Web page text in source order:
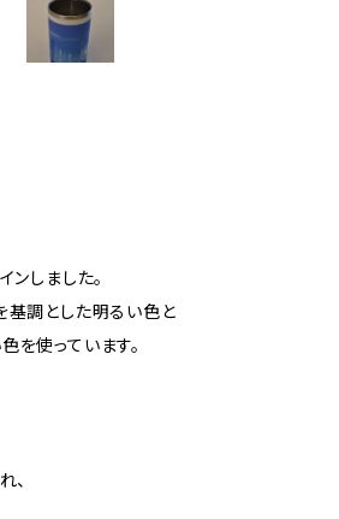
しました。
基調とした明るい色と
使っています。
、